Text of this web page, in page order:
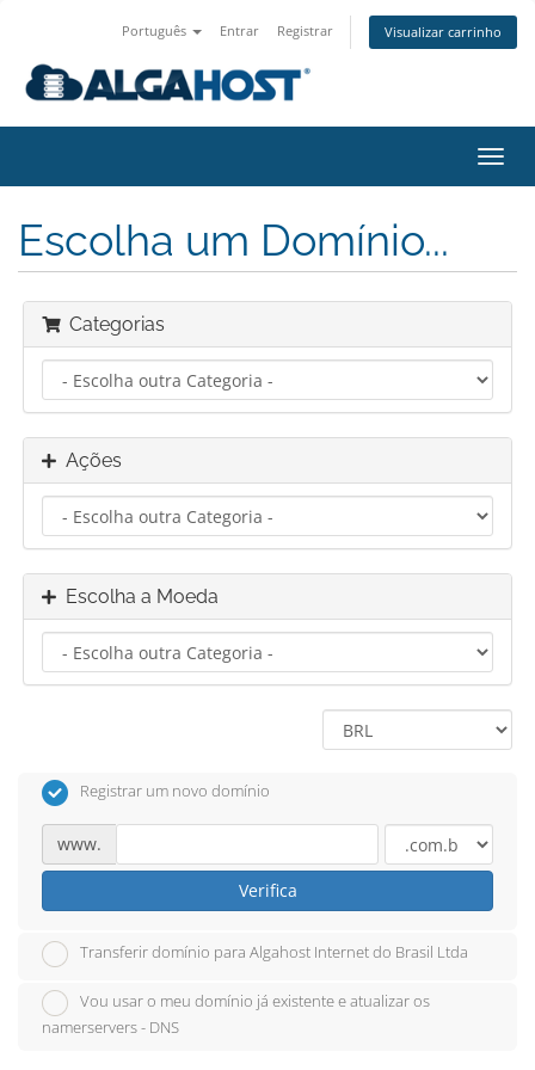
Português Entrar Registrar Visualizar carrinho
Escolha um Domínio...
Categorias
Ações
Escolha a Moeda
Registrar um novo domínio
www.
Verifica
Transferir domínio para Algahost Internet do Brasil Ltda
Vou usar o meu domínio já existente e atualizar os
namerservers - DNS